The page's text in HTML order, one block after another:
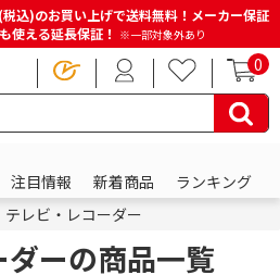
込)のお買い上げで送料無料！メーカー保証
使える延長保証！ ※一部対象外あり
0
注目情報 新着商品
ランキング
テレビ・レコーダー
ーの商品一覧